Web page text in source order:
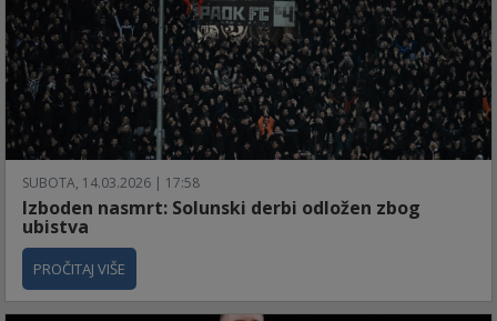
SUBOTA, 14.03.2026 | 17:58
Izboden nasmrt: Solunski derbi odložen zbog
ubistva
PROČITAJ VIŠE